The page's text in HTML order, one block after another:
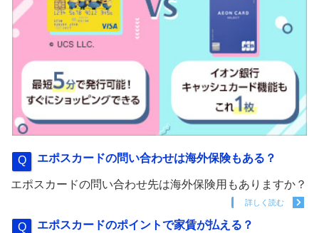
エポスカードの問い合わせは海外保険もある？
エポスカードの問い合わせ先は海外保険用もありますか？
詳しく読む
エポスカードのポイントで家賃が払える？